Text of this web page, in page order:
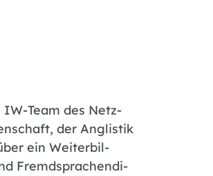
Team des Netz­
der An­glis­tik
ein Wei­ter­bil­
Fremd­spra­chen­di­